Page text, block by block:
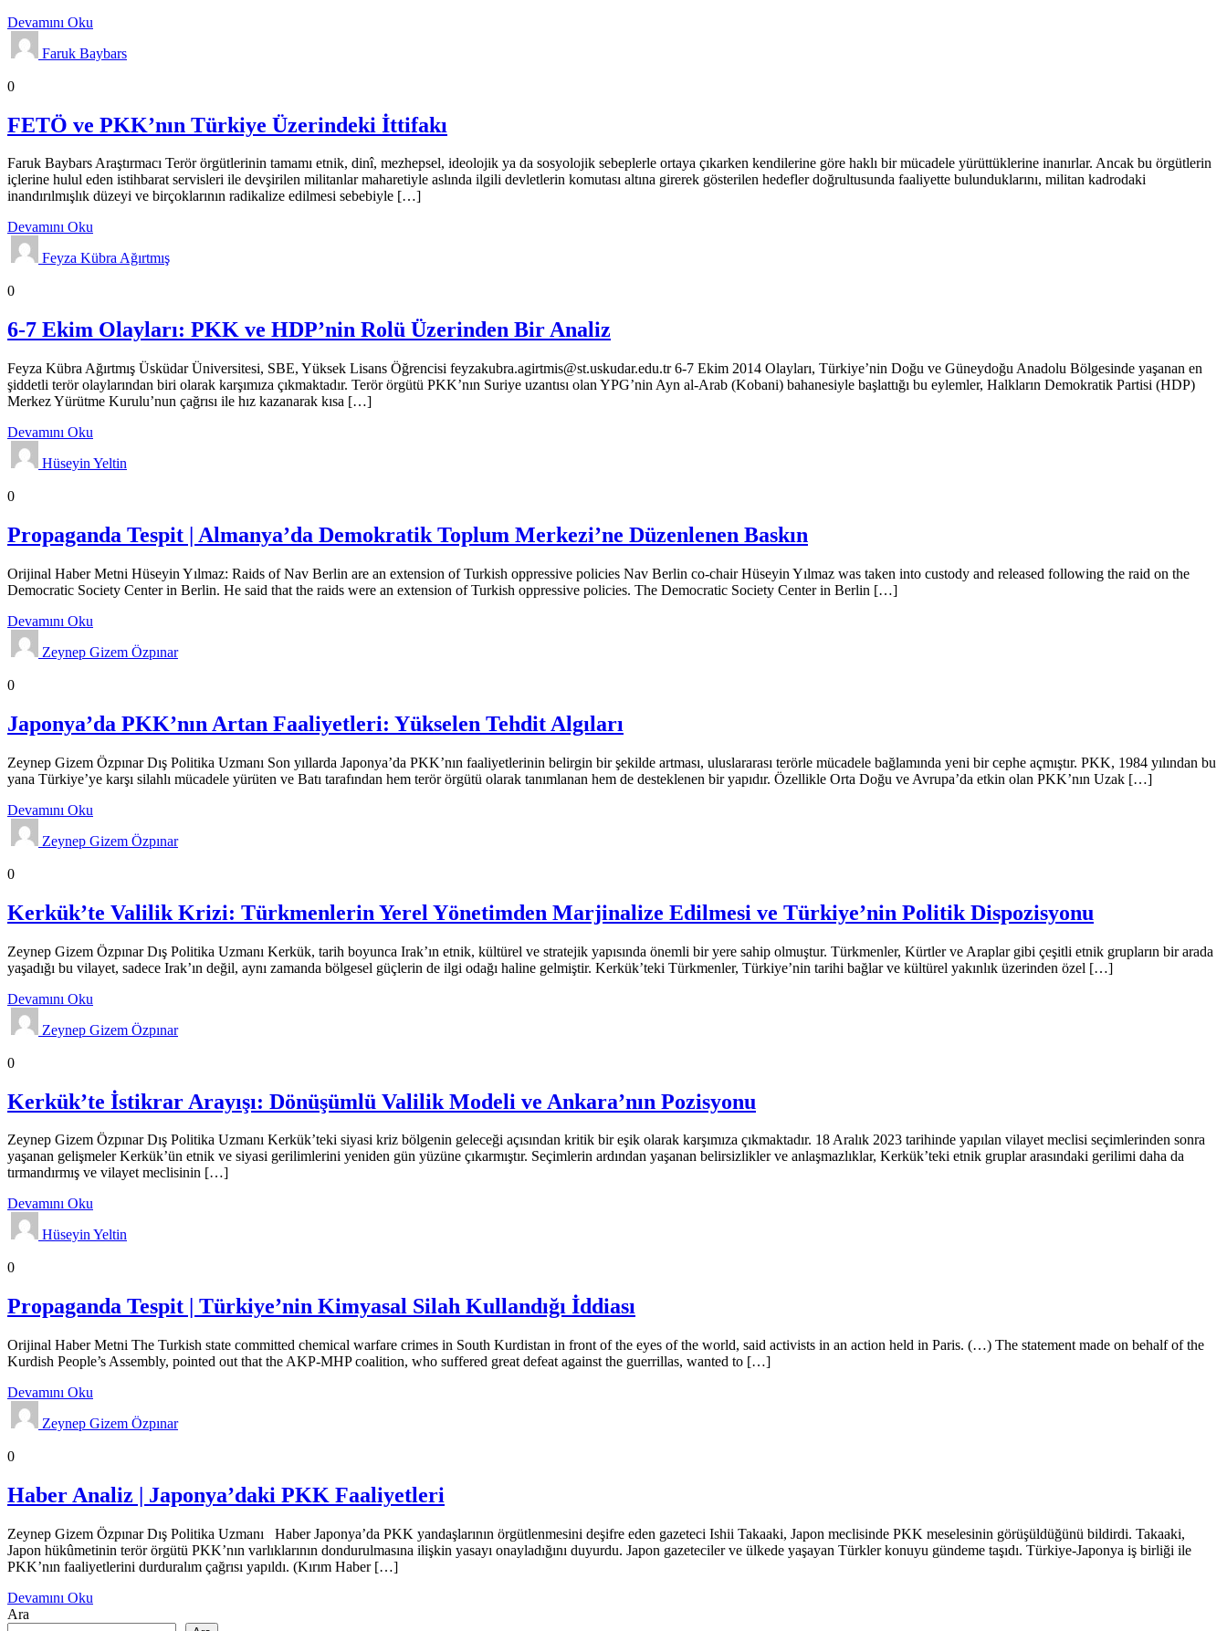
Devamını Oku
Faruk Baybars
0
FETÖ ve PKK’nın Türkiye Üzerindeki İttifakı
Faruk Baybars Araştırmacı Terör örgütlerinin tamamı etnik, dinî, mezhepsel, ideolojik ya da sosyolojik sebeplerle ortaya çıkarken kendilerine göre haklı bir mücadele yürüttüklerine inanırlar. Ancak bu örgütlerin
içlerine hulul eden istihbarat servisleri ile devşirilen militanlar maharetiyle aslında ilgili devletlerin komutası altına girerek gösterilen hedefler doğrultusunda faaliyette bulunduklarını, militan kadrodaki
inandırılmışlık düzeyi ve birçoklarının radikalize edilmesi sebebiyle […]
Devamını Oku
Feyza Kübra Ağırtmış
0
6-7 Ekim Olayları: PKK ve HDP’nin Rolü Üzerinden Bir Analiz
Feyza Kübra Ağırtmış Üsküdar Üniversitesi, SBE, Yüksek Lisans Öğrencisi feyzakubra.agirtmis@st.uskudar.edu.tr 6-7 Ekim 2014 Olayları, Türkiye’nin Doğu ve Güneydoğu Anadolu Bölgesinde yaşanan en
şiddetli terör olaylarından biri olarak karşımıza çıkmaktadır. Terör örgütü PKK’nın Suriye uzantısı olan YPG’nin Ayn al-Arab (Kobani) bahanesiyle başlattığı bu eylemler, Halkların Demokratik Partisi (HDP)
Merkez Yürütme Kurulu’nun çağrısı ile hız kazanarak kısa […]
Devamını Oku
Hüseyin Yeltin
0
Propaganda Tespit | Almanya’da Demokratik Toplum Merkezi’ne Düzenlenen Baskın
Orijinal Haber Metni Hüseyin Yılmaz: Raids of Nav Berlin are an extension of Turkish oppressive policies Nav Berlin co-chair Hüseyin Yılmaz was taken into custody and released following the raid on the
Democratic Society Center in Berlin. He said that the raids were an extension of Turkish oppressive policies. The Democratic Society Center in Berlin […]
Devamını Oku
Zeynep Gizem Özpınar
0
Japonya’da PKK’nın Artan Faaliyetleri: Yükselen Tehdit Algıları
Zeynep Gizem Özpınar Dış Politika Uzmanı Son yıllarda Japonya’da PKK’nın faaliyetlerinin belirgin bir şekilde artması, uluslararası terörle mücadele bağlamında yeni bir cephe açmıştır. PKK, 1984 yılından bu
yana Türkiye’ye karşı silahlı mücadele yürüten ve Batı tarafından hem terör örgütü olarak tanımlanan hem de desteklenen bir yapıdır. Özellikle Orta Doğu ve Avrupa’da etkin olan PKK’nın Uzak […]
Devamını Oku
Zeynep Gizem Özpınar
0
Kerkük’te Valilik Krizi: Türkmenlerin Yerel Yönetimden Marjinalize Edilmesi ve Türkiye’nin Politik Dispozisyonu
Zeynep Gizem Özpınar Dış Politika Uzmanı Kerkük, tarih boyunca Irak’ın etnik, kültürel ve stratejik yapısında önemli bir yere sahip olmuştur. Türkmenler, Kürtler ve Araplar gibi çeşitli etnik grupların bir arada
yaşadığı bu vilayet, sadece Irak’ın değil, aynı zamanda bölgesel güçlerin de ilgi odağı haline gelmiştir. Kerkük’teki Türkmenler, Türkiye’nin tarihi bağlar ve kültürel yakınlık üzerinden özel […]
Devamını Oku
Zeynep Gizem Özpınar
0
Kerkük’te İstikrar Arayışı: Dönüşümlü Valilik Modeli ve Ankara’nın Pozisyonu
Zeynep Gizem Özpınar Dış Politika Uzmanı Kerkük’teki siyasi kriz bölgenin geleceği açısından kritik bir eşik olarak karşımıza çıkmaktadır. 18 Aralık 2023 tarihinde yapılan vilayet meclisi seçimlerinden sonra
yaşanan gelişmeler Kerkük’ün etnik ve siyasi gerilimlerini yeniden gün yüzüne çıkarmıştır. Seçimlerin ardından yaşanan belirsizlikler ve anlaşmazlıklar, Kerkük’teki etnik gruplar arasındaki gerilimi daha da
tırmandırmış ve vilayet meclisinin […]
Devamını Oku
Hüseyin Yeltin
0
Propaganda Tespit | Türkiye’nin Kimyasal Silah Kullandığı İddiası
Orijinal Haber Metni The Turkish state committed chemical warfare crimes in South Kurdistan in front of the eyes of the world, said activists in an action held in Paris. (…) The statement made on behalf of the
Kurdish People’s Assembly, pointed out that the AKP-MHP coalition, who suffered great defeat against the guerrillas, wanted to […]
Devamını Oku
Zeynep Gizem Özpınar
0
Haber Analiz | Japonya’daki PKK Faaliyetleri
Zeynep Gizem Özpınar Dış Politika Uzmanı Haber Japonya’da PKK yandaşlarının örgütlenmesini deşifre eden gazeteci Ishii Takaaki, Japon meclisinde PKK meselesinin görüşüldüğünü bildirdi. Takaaki,
Japon hükûmetinin terör örgütü PKK’nın varlıklarının dondurulmasına ilişkin yasayı onayladığını duyurdu. Japon gazeteciler ve ülkede yaşayan Türkler konuyu gündeme taşıdı. Türkiye-Japonya iş birliği ile
PKK’nın faaliyetlerini durduralım çağrısı yapıldı. (Kırım Haber […]
Devamını Oku
Ara